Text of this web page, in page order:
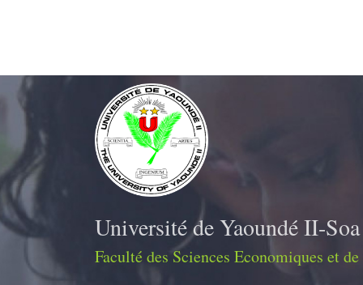
Université de Yaoundé II-Soa
Faculté des Sciences Economiques et